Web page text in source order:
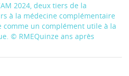
2024, deux tiers de la
à la médecine complémentaire
comme un complément utile à la
© RMEQuinze ans après